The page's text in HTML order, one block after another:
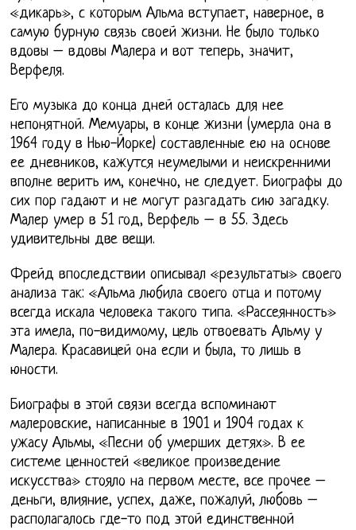
«дикарь», с которым Альма вступает, наверное, в
самую бурную связь своей жизни. Не было только
вдовы – вдовы Малера и вот теперь, значит,
Верфеля.
Его музыка до конца дней осталась для нее
непонятной. Мемуары, в конце жизни (умерла она в
1964 году в Нью-Йорке) составленные ею на основе
ее дневников, кажутся неумелыми и неискренними
вполне верить им, конечно, не следует. Биографы до
сих пор гадают и не могут разгадать сию загадку.
Малер умер в 51 год, Верфель – в 55. Здесь
удивительны две вещи.
Фрейд впоследствии описывал «результаты» своего
анализа так: «Альма любила своего отца и потому
всегда искала человека такого типа. «Рассеянность»
эта имела, по-видимому, цель отвоевать Альму у
Малера. Красавицей она если и была, то лишь в
юности.
Биографы в этой связи всегда вспоминают
малеровские, написанные в 1901 и 1904 годах к
ужасу Альмы, «Песни об умерших детях». В ее
системе ценностей «великое произведение
искусства» стояло на первом месте, все прочее –
деньги, влияние, успех, даже, пожалуй, любовь –
располагалось где-то под этой единственной